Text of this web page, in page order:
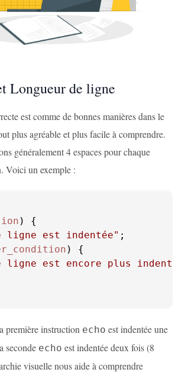
Longueur de ligne
est comme de bonnes manières dans le
plus agréable et plus facile à comprendre.
généralement 4 espaces pour chaque
Voici un exemple :
ligne est indentée"
ligne est encore plus
première instruction echo est indentée une
seconde echo est indentée deux fois (8
visuelle nous aide à comprendre